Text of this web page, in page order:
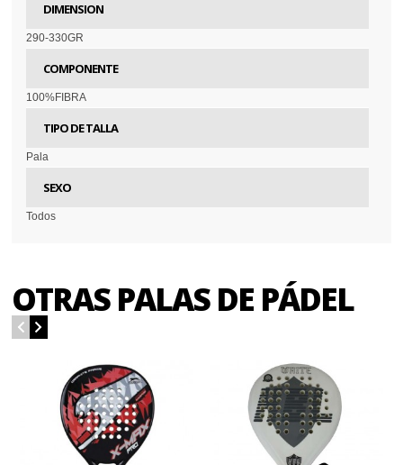
DIMENSION
290-330GR
COMPONENTE
100%FIBRA
TIPO DE TALLA
Pala
SEXO
Todos
OTRAS PALAS DE PÁDEL